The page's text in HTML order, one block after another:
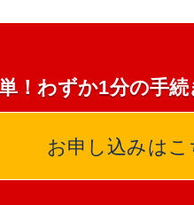
！わずか1分の手
お申し込みはこ